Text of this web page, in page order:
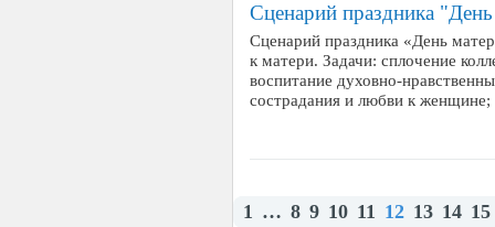
Сценарий праздника
Сценарий праздника «День
к матери. Задачи: сплочение
воспитание духовно-
сострадания и любви к
1 … 8 9 10 11 12 13 14 15